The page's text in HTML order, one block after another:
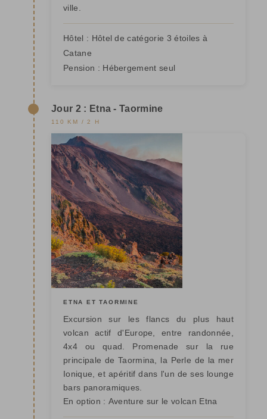
ville.
Hôtel : Hôtel de catégorie 3 étoiles à
Catane
Pension : Hébergement seul
Jour 2 : Etna - Taormine
110 KM / 2 H
ETNA ET TAORMINE
Excursion sur les flancs du plus haut
volcan actif d'Europe, entre randonnée,
4x4 ou quad. Promenade sur la rue
principale de Taormina, la Perle de la mer
Ionique, et apéritif dans l'un de ses lounge
bars panoramiques.
En option : Aventure sur le volcan Etna